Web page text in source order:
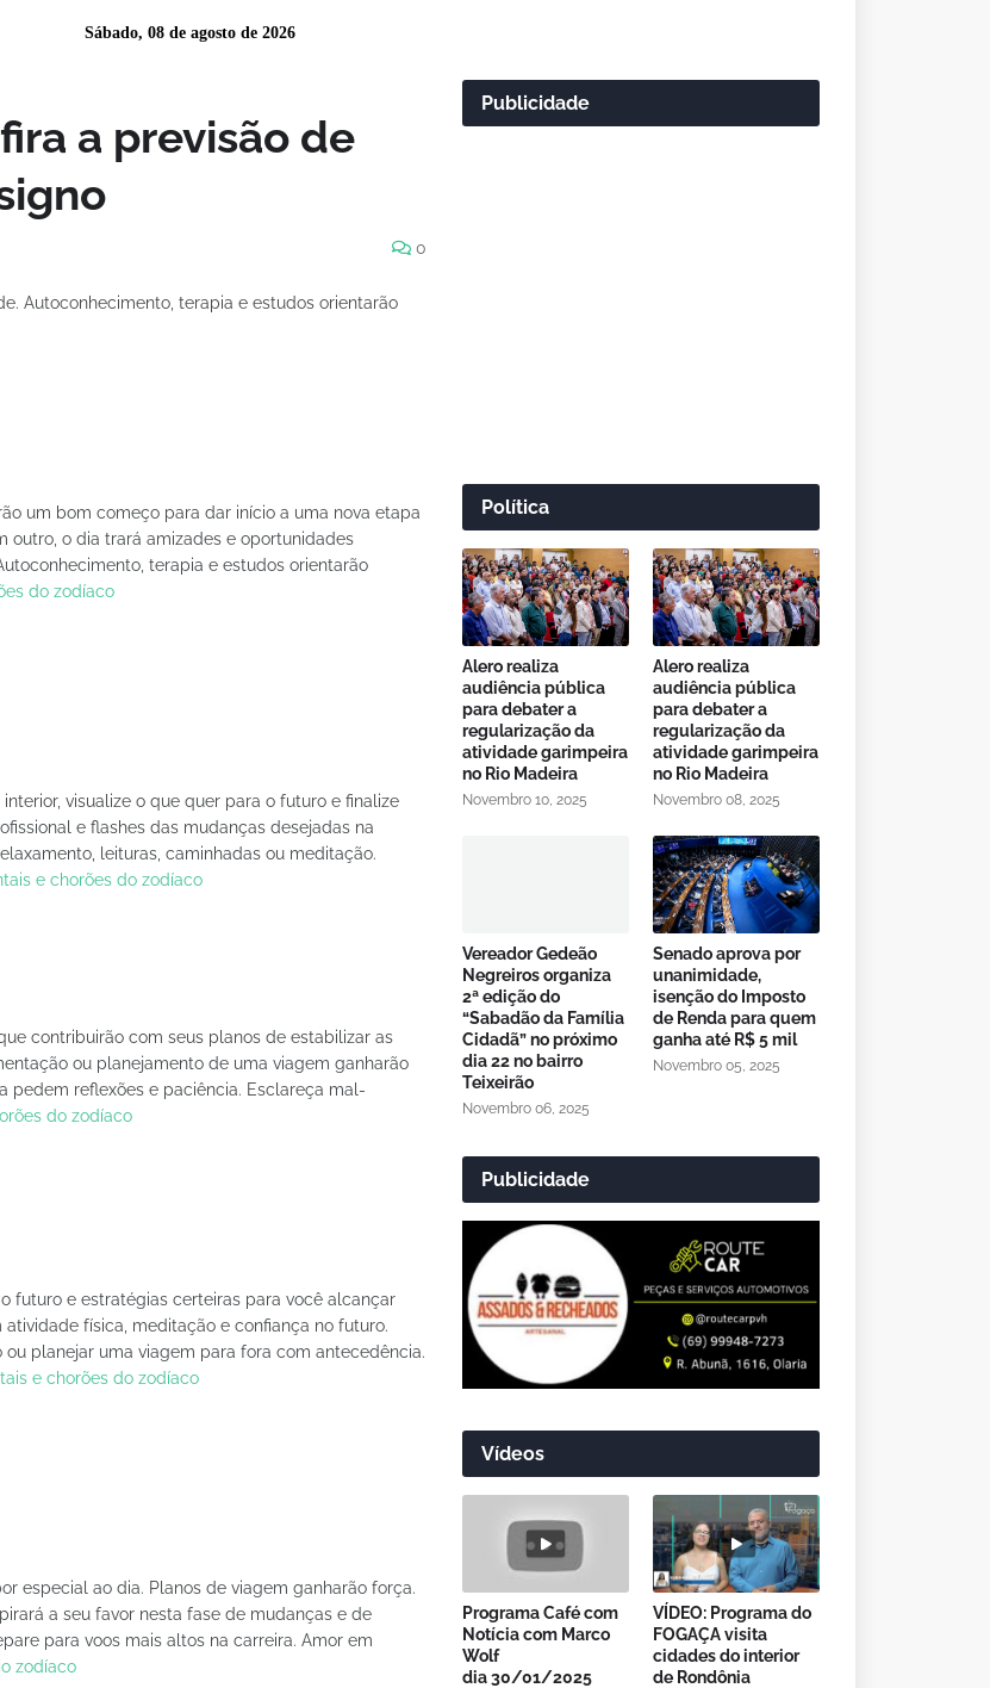
Sábado, 08 de agosto de 2026
a previsão de
0
Autoconhecimento, terapia e estudos orientarão
um bom começo para dar início a uma nova etapa
outro, o dia trará amizades e oportunidades
terapia e estudos orientarão
do zodíaco
visualize o que quer para o futuro e finalize
e flashes das mudanças desejadas na
leituras, caminhadas ou meditação.
e chorões do zodíaco
contribuirão com seus planos de estabilizar as
ou planejamento de uma viagem ganharão
pedem reflexões e paciência. Esclareça mal-
do zodíaco
futuro e estratégias certeiras para você alcançar
física, meditação e confiança no futuro.
planejar uma viagem para fora com antecedência.
e chorões do zodíaco
especial ao dia. Planos de viagem ganharão força.
a seu favor nesta fase de mudanças e de
para voos mais altos na carreira. Amor em
zodíaco
Publicidade
Política
Alero realiza
audiência pública
para debater a
regularização da
atividade garimpeira
no Rio Madeira
Novembro 10, 2025
Alero realiza
audiência pública
para debater a
regularização da
atividade garimpeira
no Rio Madeira
Novembro 08, 2025
Vereador Gedeão
Negreiros organiza
2ª edição do
“Sabadão da Família
Cidadã” no próximo
dia 22 no bairro
Teixeirão
Novembro 06, 2025
Senado aprova por
unanimidade,
isenção do Imposto
de Renda para quem
ganha até R$ 5 mil
Novembro 05, 2025
Publicidade
Vídeos
Programa Café com
Notícia com Marco
Wolf
dia 30/01/2025
VÍDEO: Programa do
FOGAÇA visita
cidades do interior
de Rondônia